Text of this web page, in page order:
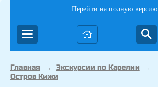
Перейти на полную версию
Главная → Экскурсии по Карелии →
Остров Кижи